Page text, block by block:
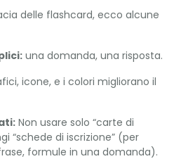
delle flashcard, ecco alcune
una domanda, una risposta.
icone, e i colori migliorano il
Non usare solo “carte di
“schede di iscrizione” (per
formule in una domanda).